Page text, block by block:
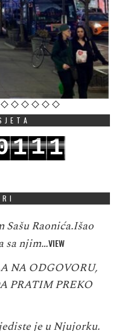
111
Sašu Raonića.Išao
sa njim…VIEW
NA ODGOVORU,
PRATIM PREKO
je u Njujorku.